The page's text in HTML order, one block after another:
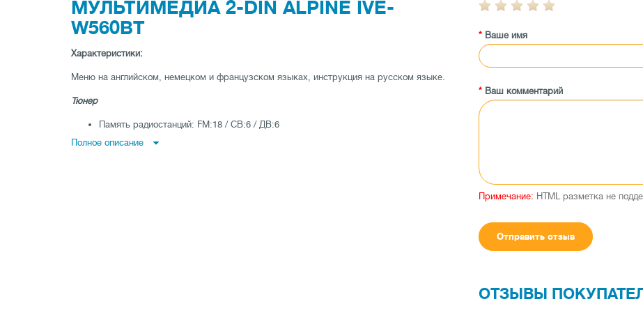
МУЛЬТИМЕДИА 2-DIN ALPINE IVE-
W560BT
Характеристики:
Меню на английском, немецком и французском языках, инструкция на русском языке.
Тюнер
Память радиостанций: FM:18 / СВ:6 / ДВ:6
Функция автоматического занесения в память
Полное описание
Ваше имя
Ваш комментарий
Примечание: HTML разметка не
Отправить отзыв
ОТЗЫВЫ